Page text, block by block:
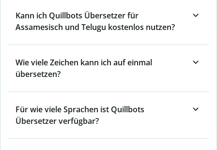
Kann ich Quillbots Übersetzer für
Assamesisch und Telugu kostenlos nutzen?
Wie viele Zeichen kann ich auf einmal
übersetzen?
Für wie viele Sprachen ist Quillbots
Übersetzer verfügbar?